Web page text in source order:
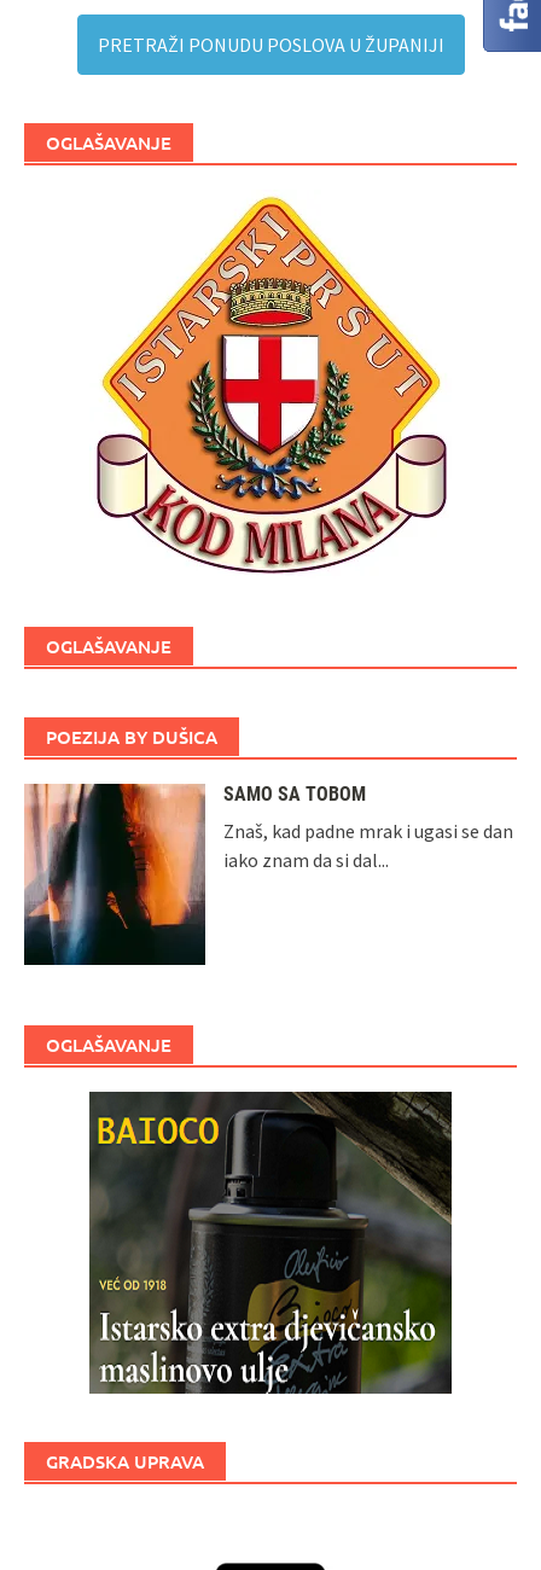
PRETRAŽI PONUDU POSLOVA U ŽUPANIJI
OGLAŠAVANJE
OGLAŠAVANJE
POEZIJA BY DUŠICA
SAMO SA TOBOM
Znaš, kad padne mrak i ugasi se dan
iako znam da si dal...
OGLAŠAVANJE
GRADSKA UPRAVA